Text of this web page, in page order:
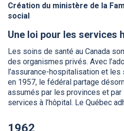
Création du ministère de la
social
Une loi pour les services
Les soins de santé au Canada
des organismes privés. Avec
l’assurance-hospitalisation et
en 1957, le fédéral partage
assumés par les provinces et
services à l’hôpital. Le Québec
1962